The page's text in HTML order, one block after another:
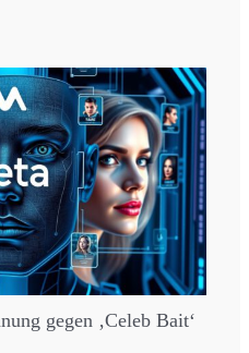
gegen ‚Celeb Bait‘